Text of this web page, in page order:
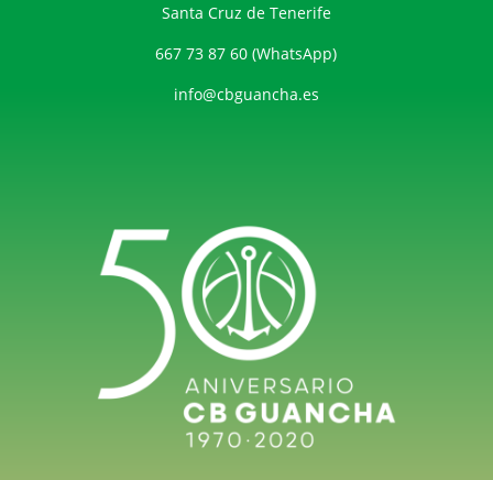
Santa Cruz de Tenerife
667 73 87 60 (WhatsApp)
info@cbguancha.es